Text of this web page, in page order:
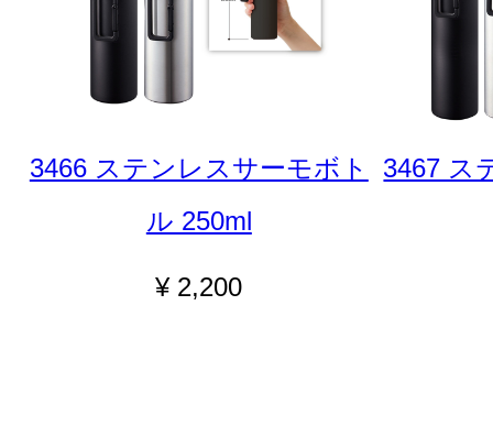
3466 ステンレスサーモボト
ル 250ml
¥ 2,200
3467 ス